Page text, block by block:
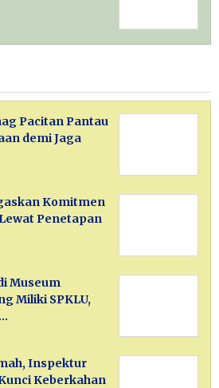
Pacitan Pantau
demi Jaga
Komitmen
Penetapan
Museum
Miliki SPKLU,
Inspektur
Keberkahan